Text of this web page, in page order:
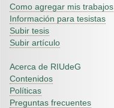
Como agregar mis trabajos
Información para tesistas
Subir tesis
Subir artículo
Acerca de RIUdeG
Contenidos
Políticas
Preguntas frecuentes